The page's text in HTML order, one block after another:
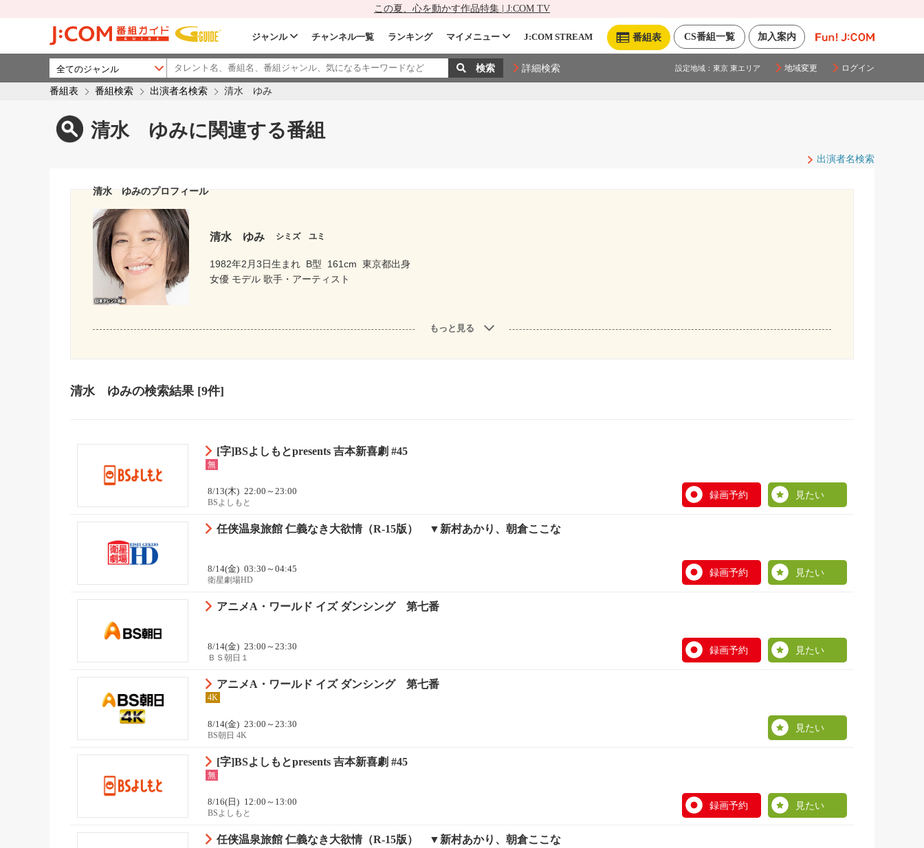
この夏、心を動かす作品特集 | J:COM TV
加入案内
CS番組一覧
番組表
ジャンル チャンネル一覧 ランキング マイメニュー J:COM STREAM
詳細検索 設定地域： 東京 東エリア 地域変更 ログイン
番組表 番組検索 出演者名検索 清水 ゆみ
清水 ゆみに関連する番組
出演者名検索
清水 ゆみのプロフィール
清水 ゆみ シミズ ユミ
1982年2月3日生まれ B型 161cm 東京都出身
女優 モデル 歌手・アーティスト
もっと見る
清水 ゆみの検索結果 [9件]
[字]BSよしもとpresents 吉本新喜劇 #45
無
8/13(木) 22:00～23:00
BSよしもと
録画予約 見たい
任侠温泉旅館 仁義なき大欲情（R-15版） ▼新村あかり、朝倉ここな
8/14(金) 03:30～04:45
衛星劇場HD
録画予約 見たい
アニメA・ワールド イズ ダンシング 第七番
8/14(金) 23:00～23:30
ＢＳ朝日１
録画予約 見たい
アニメA・ワールド イズ ダンシング 第七番
4K
8/14(金) 23:00～23:30
BS朝日 4K
見たい
[字]BSよしもとpresents 吉本新喜劇 #45
無
8/16(日) 12:00～13:00
BSよしもと
録画予約 見たい
任侠温泉旅館 仁義なき大欲情（R-15版） ▼新村あかり、朝倉ここな